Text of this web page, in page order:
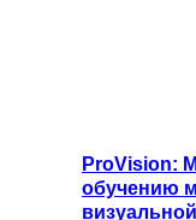
ProVision:
обучению